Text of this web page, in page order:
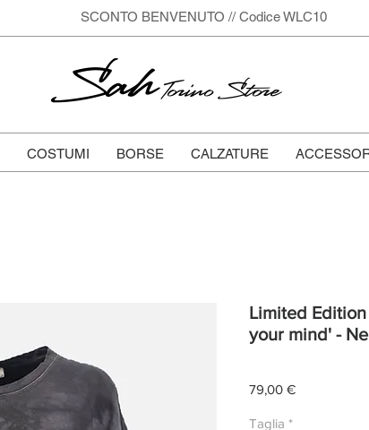
SCONTO BENVENUTO // Codice WLC10
SahTorino Store
COSTUMI BORSE CALZATURE
Limited
your mind' -
79,00 €Prezzo
Taglia *